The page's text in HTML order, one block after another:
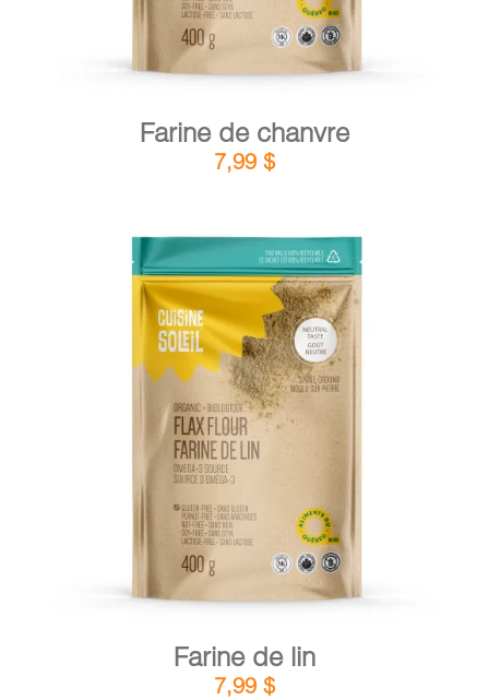
Farine de chanvre
7,99 $
AJOUTER AU PANIER /
Farine de lin
7,99 $